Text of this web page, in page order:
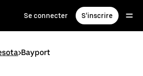
Se connecter S'inscrire
>Bayport